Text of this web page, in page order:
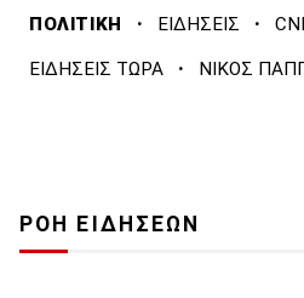
ΠΟΛΙΤΙΚΗ · ΕΙΔΗΣΕΙΣ ·
ΕΙΔΗΣΕΙΣ ΤΩΡΑ · ΝΙΚΟΣ
ΡΟΗ ΕΙΔΗΣΕΩΝ